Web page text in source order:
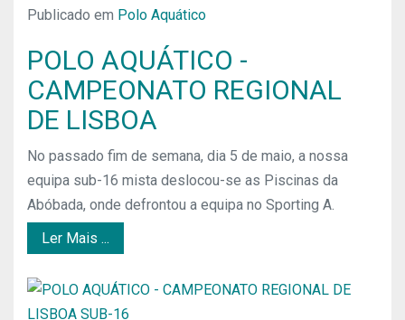
Publicado em Polo Aquático
POLO AQUÁTICO -
CAMPEONATO REGIONAL
DE LISBOA
No passado fim de semana, dia 5 de maio, a nossa
equipa sub-16 mista deslocou-se as Piscinas da
Abóbada, onde defrontou a equipa no Sporting A.
Ler Mais ...